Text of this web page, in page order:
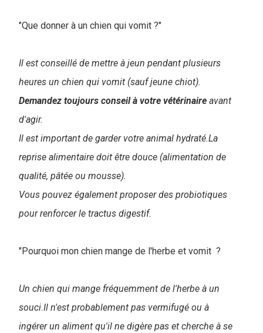
"Que donner à un chien qui vomit ?"
Il est conseillé de mettre à jeun pendant plusieurs
heures un chien qui vomit (sauf jeune chiot).
Demandez toujours conseil à votre vétérinaire avant
d'agir.
Il est important de garder votre animal hydraté.La
reprise alimentaire doit être douce (alimentation de
qualité, pâtée ou mousse).
Vous pouvez également proposer des probiotiques
pour renforcer le tractus digestif.
"Pourquoi mon chien mange de l'herbe et vomit ?
Un chien qui mange fréquemment de l'herbe à un
souci.Il n'est probablement pas vermifugé ou à
ingérer un aliment qu'il ne digère pas et cherche à se